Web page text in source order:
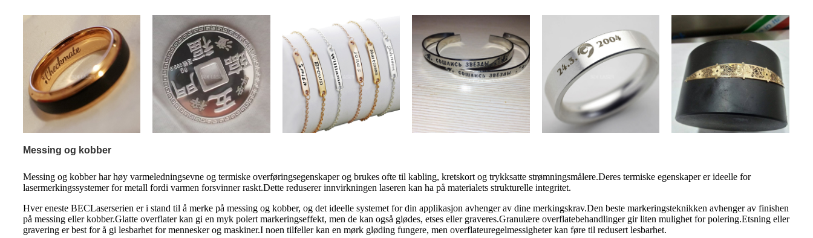
Messing og kobber
Messing og kobber har høy varmeledningsevne og termiske overføringsegenskaper og brukes ofte til kabling, kretskort og trykksatte strømningsmålere.Deres termiske egenskaper er ideelle for
lasermerkingssystemer for metall fordi varmen forsvinner raskt.Dette reduserer innvirkningen laseren kan ha på materialets strukturelle integritet.
Hver eneste BECLaserserien er i stand til å merke på messing og kobber, og det ideelle systemet for din applikasjon avhenger av dine merkingskrav.Den beste markeringsteknikken avhenger av finishen
på messing eller kobber.Glatte overflater kan gi en myk polert markeringseffekt, men de kan også glødes, etses eller graveres.Granulære overflatebehandlinger gir liten mulighet for polering.Etsning eller
gravering er best for å gi lesbarhet for mennesker og maskiner.I noen tilfeller kan en mørk gløding fungere, men overflateuregelmessigheter kan føre til redusert lesbarhet.